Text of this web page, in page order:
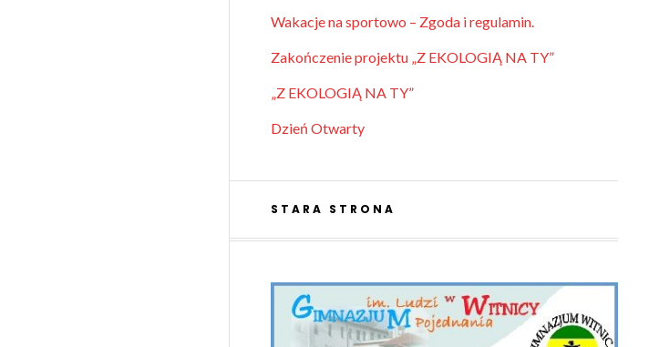
Wakacje na sportowo – Zgoda i regulamin.
Zakończenie projektu „Z EKOLOGIĄ NA TY”
„Z EKOLOGIĄ NA TY”
Dzień Otwarty
STARA STRONA